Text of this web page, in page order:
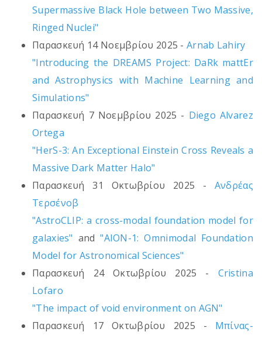
Supermassive Black Hole between Two Massive,
Ringed Nuclei"
Παρασκευή 14 Νοεμβρίου 2025 -Arnab Lahiry
"Introducing the DREAMS Project: DaRk mattEr
and Astrophysics with Machine Learning and
Simulations"
Παρασκευή 7 Νοεμβρίου 2025 - Diego Alvarez
Ortega
"HerS-3: An Exceptional Einstein Cross Reveals a
Massive Dark Matter Halo"
Παρασκευή 31 Οκτωβρίου 2025 - Ανδρέας
Τερσένοβ
"AstroCLIP: a cross-modal foundation model for
galaxies" and"AION-1: Omnimodal Foundation
Model for Astronomical Sciences"
Παρασκευή 24 Οκτωβρίου 2025 - Cristina
Lofaro
"The impact of void environment on AGN"
Παρασκευή 17 Οκτωβρίου 2025 - Μπίνας-